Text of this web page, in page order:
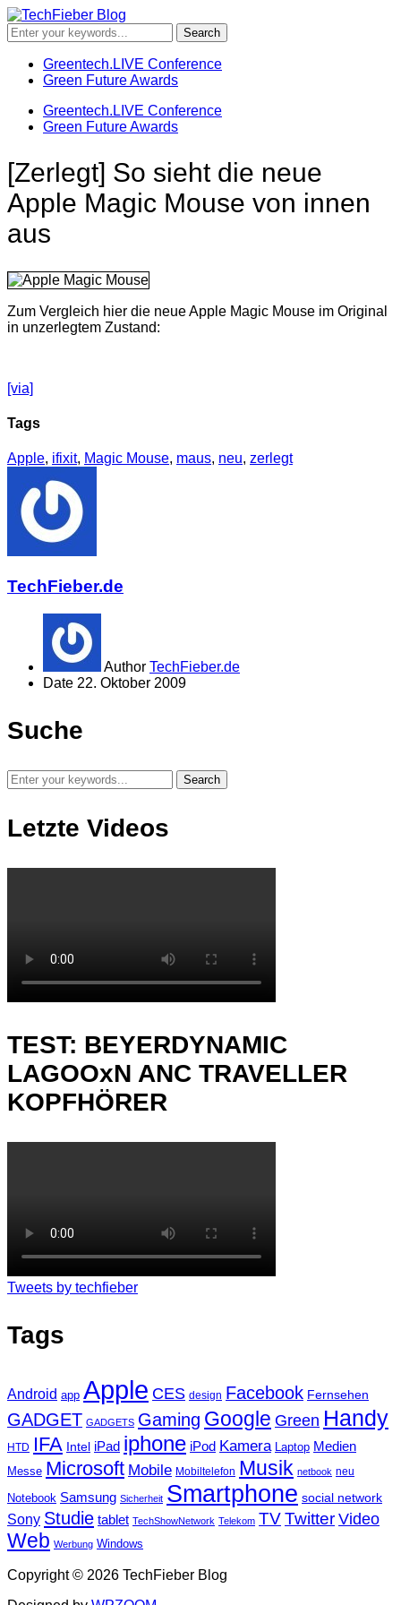
Greentech.LIVE Conference
Green Future Awards
Greentech.LIVE Conference
Green Future Awards
[Zerlegt] So sieht die neue
Apple Magic Mouse von innen
aus
Zum Vergleich hier die neue Apple Magic Mouse im Original
in unzerlegtem Zustand:
[via]
Tags
Apple, ifixit, Magic Mouse, maus, neu, zerlegt
TechFieber.de
Author TechFieber.de
Date 22. Oktober 2009
Suche
Letzte Videos
TEST: BEYERDYNAMIC
LAGOOxN ANC TRAVELLER
KOPFHÖRER
Tweets by techfieber
Tags
Android app Apple CES design Facebook Fernsehen
GADGET GADGETS Gaming Google Green Handy
HTD IFA Intel iPad iphone iPod Kamera Laptop Medien
Messe Microsoft Mobile Mobiltelefon Musik netbook neu
Notebook Samsung Sicherheit Smartphone social network
Sony Studie tablet TechShowNetwork Telekom TVTwitter Video
Web Werbung Windows
Copyright © 2026 TechFieber Blog